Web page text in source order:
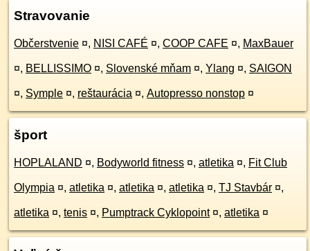
Stravovanie
Občerstvenie ¤, NISI CAFÉ ¤, COOP CAFE ¤, MaxBauer
¤, BELLISSIMO ¤, Slovenské mňam ¤, Ylang ¤, SAIGON
¤, Symple ¤, reštaurácia ¤, Autopresso nonstop ¤
šport
HOPLALAND ¤, Bodyworld fitness ¤, atletika ¤, Fit Club
Olympia ¤, atletika ¤, atletika ¤, atletika ¤, TJ Stavbár ¤,
atletika ¤, tenis ¤, Pumptrack Cyklopoint ¤, atletika ¤